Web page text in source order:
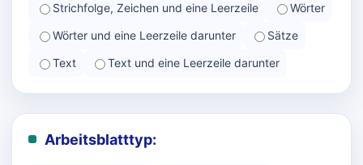
Strichfolge, Zeichen und eine Leerzeile
Wörter
Wörter und eine Leerzeile darunter
Sätze
Text
Text und eine Leerzeile darunter
Arbeitsblatttyp: